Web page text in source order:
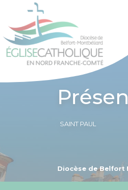
SAINT PAUL
Diocèse de Belfort